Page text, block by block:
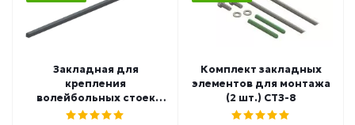
Закладная для
крепления
волейбольных стоек
СТЗ-9
Комплект закладных
элементов для монтажа
(2 шт.) СТЗ-8